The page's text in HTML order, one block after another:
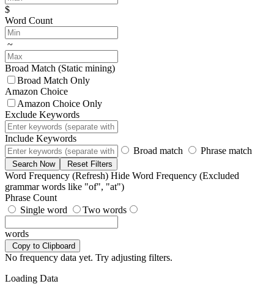
$
Word Count
~
Broad Match (Static mining)
Broad Match Only
Amazon Choice
Amazon Choice Only
Exclude Keywords
Include Keywords
Broad match
Phrase match
Search Now Reset Filters
Word Frequency (Refresh) Hide Word Frequency (Excluded
grammar words like "of", "at")
Phrase Count
Single word
Two words
words
Copy to Clipboard
No frequency data yet. Try adjusting filters.
Loading Data